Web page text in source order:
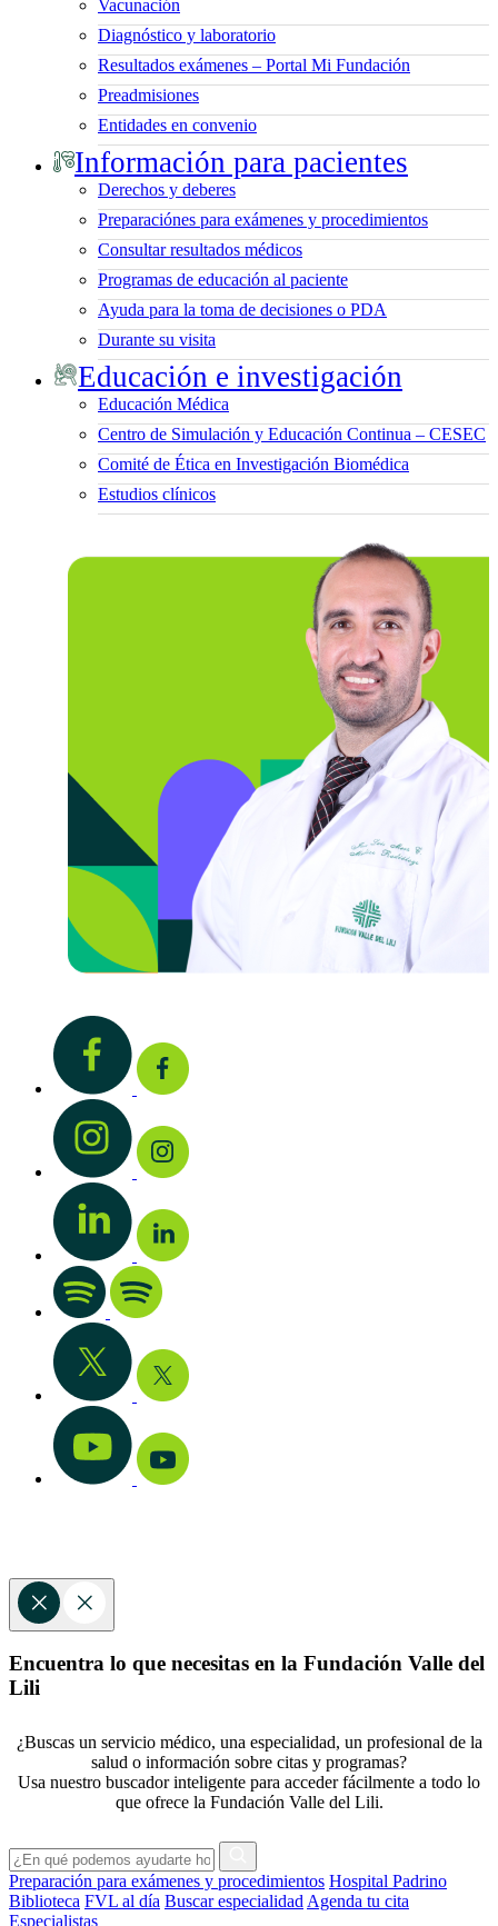
Vacunación
Diagnóstico y laboratorio
Resultados exámenes – Portal Mi Fundación
Preadmisiones
Entidades en convenio
Información para pacientes
Derechos y deberes
Preparaciónes para exámenes y procedimientos
Consultar resultados médicos
Programas de educación al paciente
Ayuda para la toma de decisiones o PDA
Durante su visita
Educación e investigación
Educación Médica
Centro de Simulación y Educación Continua – CESEC
Comité de Ética en Investigación Biomédica
Estudios clínicos
Encuentra lo que necesitas en la Fundación Valle del
Lili
¿Buscas un servicio médico, una especialidad, un profesional de la
salud o información sobre citas y programas?
Usa nuestro buscador inteligente para acceder fácilmente a todo lo
que ofrece la Fundación Valle del Lili.
Preparación para exámenes y procedimientos Hospital Padrino
Biblioteca FVL al día Buscar especialidad Agenda tu cita
Especialistas